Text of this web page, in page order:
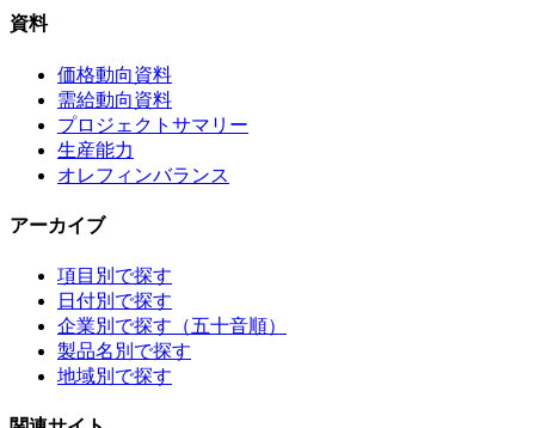
資料
価格動向資料
需給動向資料
プロジェクトサマリー
生産能力
オレフィンバランス
アーカイブ
項目別で探す
日付別で探す
企業別で探す（五十音順）
製品名別で探す
地域別で探す